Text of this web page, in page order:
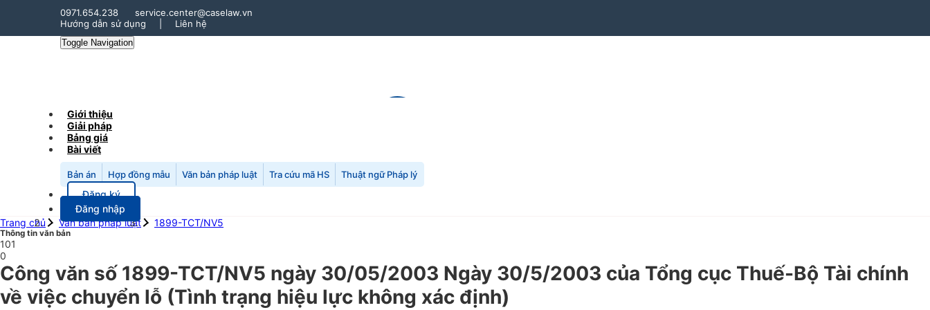
0971.654.238
service.center@caselaw.vn
Hướng dẫn sử dụng
Liên hệ
Toggle Navigation
Giới thiệu
Giải pháp
Bảng giá
Bài viết
Bản án Hợp đồng mẫu Văn bản pháp luật Tra cứu mã HS Thuật ngữ Pháp lý
Đăng ký
Đăng nhập
Trang chủ
Văn bản pháp luật 1899-TCT/NV5
Thông tin văn bản
101
0
Công văn số 1899-TCT/NV5 ngày 30/05/2003 Ngày 30/5/2003 của Tổng cục Thuế-Bộ Tài chính
về việc chuyển lỗ (Tình trạng hiệu lực không xác định)